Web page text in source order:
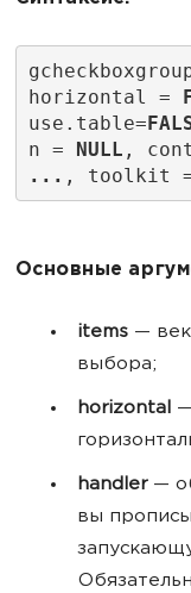
horizontal =
use.table=
n =
NULL ,
... , toolkit
Основные
items —
выбора;
horizontal
handler—
вы